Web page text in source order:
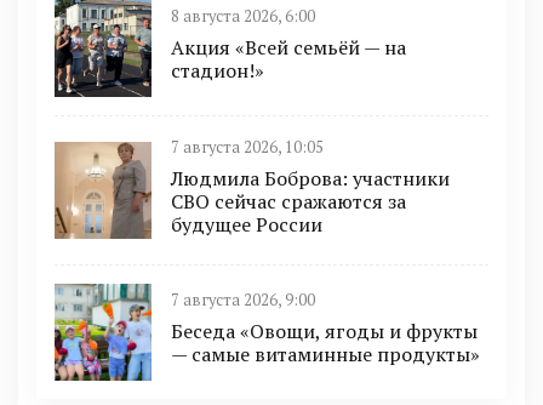
8 августа 2026, 6:00
Акция «Всей семьёй — на
стадион!»
7 августа 2026, 10:05
Людмила Боброва: участники
СВО сейчас сражаются за
будущее России
7 августа 2026, 9:00
Беседа «Овощи, ягоды и фрукты
— самые витаминные продукты»